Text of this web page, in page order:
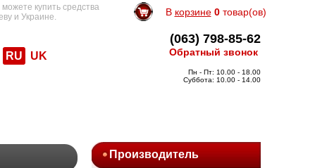
купить средства
и Украине.
RU UK
В корзине 0товар(ов)
(063) 798-85-62
Обратный звонок
Пн - Пт: 10.00 - 18.00
Суббота: 10.00 - 14.00
Производитель